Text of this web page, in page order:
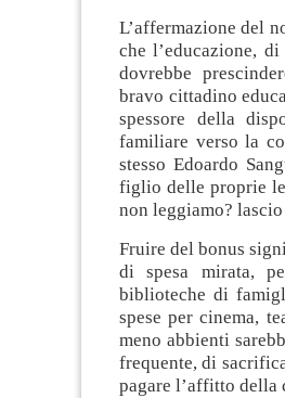
L’affermazione del
che l’educazione,
dovrebbe
bravo cittadino
spessore della
familiare verso la
stesso Edoardo
figlio delle proprie
non leggiamo?
Fruire del bonus
di spesa mirata,
biblioteche di
spese per cinema,
meno abbienti
frequente, di
pagare l’affitto della